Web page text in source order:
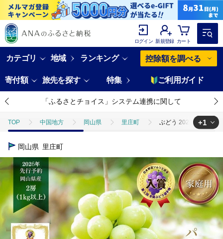
ログイン 新規登録 カート
カテゴリ 地域 ランキング 控除額を調べる
寄付額 旅先を探す 特集 ご利用ガイド
「ふるさとチョイス」システム連携に関して
TOP 中国地方 岡山県 里庄町 ぶどう 2026年 先行予
TOP
+1
岡山県 里庄町